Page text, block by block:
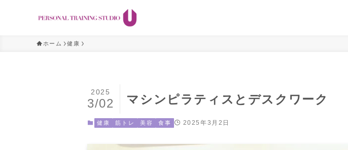
ホーム 健康
マシンピラティスとデスクワーク
2025
3/02
健康 筋トレ 美容 食事 2025年3月2日